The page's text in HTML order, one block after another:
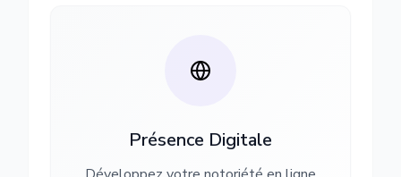
Présence Digitale